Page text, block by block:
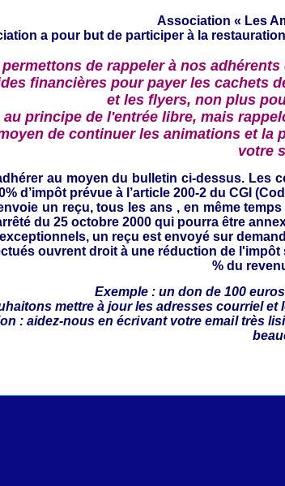
Association « Les
a pour but de participer à la
de rappeler à nos
financières pour payer les cachets
et les flyers, non plus
principe de l'entrée libre, mais
de continuer les animations et la
votre
au moyen du bulletin ci-dessus. Les
d’impôt prévue à l’article 200-2 du CGI
un reçu,tous les ans , en même
du 25 octobre 2000 qui pourra être
un reçu est envoyé sur
ouvrent droit à une réduction de l'impôt
% du
Exemple : un don de 100
mettre à jourles adresses courriel et
: aidez-nous en écrivant votre email très